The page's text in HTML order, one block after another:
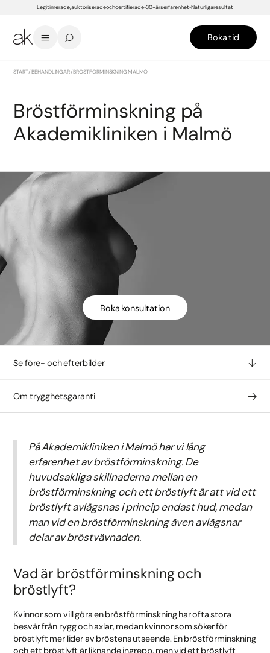
Legitimerade, auktoriserade och certifierade 30-års erfarenhet Naturliga resultat
Boka tid
START/BEHANDLINGAR/BRÖSTFÖRMINSKNING MALMÖ
Bröstförminskning på
Akademikliniken i Malmö
Boka konsultation
Se före- och efterbilder
Om trygghetsgaranti
På Akademikliniken i Malmö har vi lång
erfarenhet av bröstförminskning. De
huvudsakliga skillnaderna mellan en
bröstförminskning och ett bröstlyft är att vid ett
bröstlyft avlägsnas i princip endast hud, medan
man vid en bröstförminskning även avlägsnar
delar av bröstvävnaden.
Vad är bröstförminskning och
bröstlyft?
Kvinnor som vill göra en bröstförminskning har ofta stora
besvär från rygg och axlar, medan kvinnor som söker för
bröstlyft mer lider av bröstens utseende. En bröstförminskning
och ett bröstlyft är liknande ingrepp, men vid ett bröstlyft